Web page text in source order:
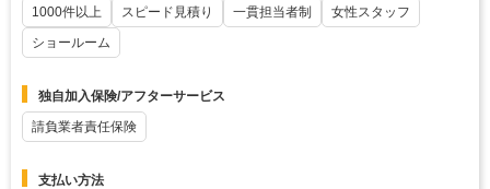
1000件以上 スピード見積り 一貫担当者制
女性スタッフ
ショールーム
独自加入保険/アフターサービス
請負業者責任保険
支払い方法